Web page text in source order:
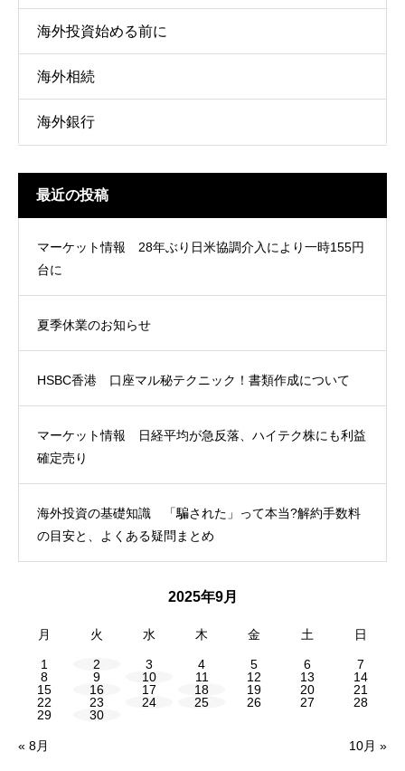
海外投資始める前に
海外相続
海外銀行
最近の投稿
マーケット情報 28年ぶり日米協調介入により一時155円
台に
夏季休業のお知らせ
HSBC香港 口座マル秘テクニック！書類作成について
マーケット情報 日経平均が急反落、ハイテク株にも利益
確定売り
海外投資の基礎知識 「騙された」って本当?解約手数料
の目安と、よくある疑問まとめ
2025年9月
月 火 水 木 金 土 日
1 2 3 4 5 6
7
8
9 10 11 12 13
14
15
16 17 18 19 20
21
22
23 24 25 26 27
28
29
30
« 8月 10月 »